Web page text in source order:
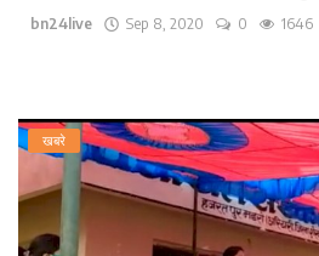
bn24live Sep 8, 2020 0 1646
खबरे